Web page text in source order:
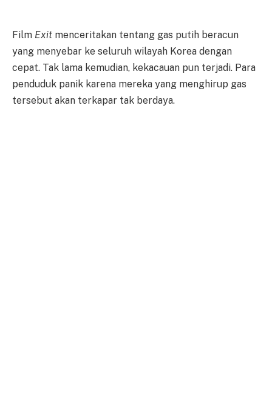
Film Exit menceritakan tentang gas putih beracun
yang menyebar ke seluruh wilayah Korea dengan
cepat. Tak lama kemudian, kekacauan pun terjadi. Para
penduduk panik karena mereka yang menghirup gas
tersebut akan terkapar tak berdaya.